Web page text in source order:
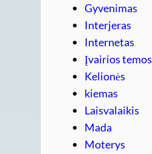
Gyvenimas
Interjeras
Internetas
Įvairios temos
Kelionės
kiemas
Laisvalaikis
Mada
Moterys